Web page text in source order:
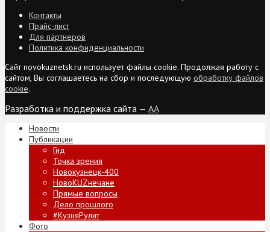
Контакты
Прайс-лист
Для партнеров
Политика конфиденциальности
Сайт novokuznetsk.ru использует файлы cookie. Продолжая работу с
сайтом, Вы соглашаетесь на сбор и последующую обработку файлов
cookie.
Разработка и поддержка сайта — AA
Новости
Публикации
Гид
Точка зрения
Новокузнецк-400
НовоKUZнечане
Прямые вопросы
Дело прошлого
#КузняРулит
Фото